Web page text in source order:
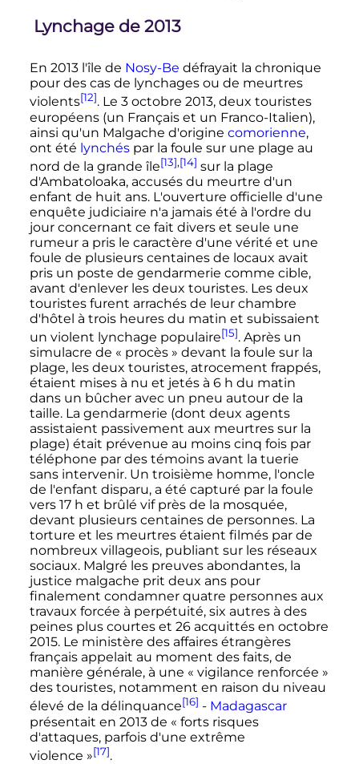
Lynchage de 2013
En 2013 l'île de Nosy-Be défrayait la chronique
pour des cas de lynchages ou de meurtres
violents[12]. Le 3 octobre 2013, deux touristes
européens (un Français et un Franco-Italien),
ainsi qu'un Malgache d'origine comorienne,
ont été lynchéspar la foule sur une plage au
nord de la grande île[13],[14] sur la plage
d'Ambatoloaka, accusés du meurtre d'un
enfant de huit ans. L'ouverture officielle d'une
enquête judiciaire n'a jamais été à l'ordre du
jour concernant ce fait divers et seule une
rumeur a pris le caractère d'une vérité et une
foule de plusieurs centaines de locaux avait
pris un poste de gendarmerie comme cible,
avant d'enlever les deux touristes. Les deux
touristes furent arrachés de leur chambre
d'hôtel à trois heures du matin et subissaient
un violent lynchage populaire[15]. Après un
simulacre de « procès » devant la foule sur la
plage, les deux touristes, atrocement frappés,
étaient mises à nu et jetés à 6 h du matin
dans un bûcher avec un pneu autour de la
taille. La gendarmerie (dont deux agents
assistaient passivement aux meurtres sur la
plage) était prévenue au moins cinq fois par
téléphone par des témoins avant la tuerie
sans intervenir. Un troisième homme, l'oncle
de l'enfant disparu, a été capturé par la foule
vers 17 h et brûlé vif près de la mosquée,
devant plusieurs centaines de personnes. La
torture et les meurtres étaient filmés par de
nombreux villageois, publiant sur les réseaux
sociaux. Malgré les preuves abondantes, la
justice malgache prit deux ans pour
finalement condamner quatre personnes aux
travaux forcée à perpétuité, six autres à des
peines plus courtes et 26 acquittés en octobre
2015. Le ministère des affaires étrangères
français appelait au moment des faits, de
manière générale, à une « vigilance renforcée »
des touristes, notamment en raison du niveau
élevé de la délinquance[16] - Madagascar
présentait en 2013 de « forts risques
d'attaques, parfois d'une extrême
violence »[17].